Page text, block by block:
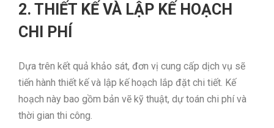
2. THIẾT KẾ VÀ LẬP KẾ HOẠCH
CHI PHÍ
Dựa trên kết quả khảo sát, đơn vị cung cấp dịch vụ sẽ
tiến hành thiết kế và lập kế hoạch lắp đặt chi tiết. Kế
hoạch này bao gồm bản vẽ kỹ thuật, dự toán chi phí và
thời gian thi công.